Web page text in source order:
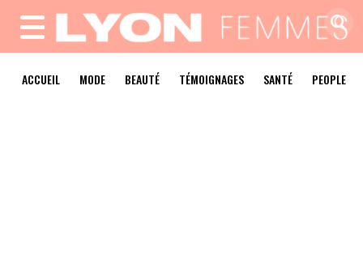
MENU
ACCUEIL MODE BEAUTÉ TÉMOIGNAGES SANTÉ PEOPLE